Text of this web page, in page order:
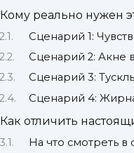
Кому реально нужен
Сценарий 1:
Сценарий 2: Акне
Сценарий 3:
Сценарий 4:
Как отличить
На что смотреть в